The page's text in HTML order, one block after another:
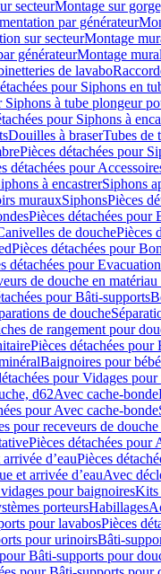
secteurMontage sur
par générateur
sur secteurMontage
générateurMontage
de lavabo
pour Siphons en
Siphons à tube plongeur
pour Siphons à
Douilles à braserTubes de
Pièces détachées pour
détachées pour
à encastrerSiphons
murauxSiphonsPièces
Pièces détachées pour
de douchePièces
Pièces détachées pour
détachées pour
de douche en
pour Bâti-supports
de douche
de rangement pour
Pièces détachées
Baignoires pour
pour Vidages
d62Avec cache-bonde
pour Avec cache-bonde
pour receveurs de douche
Pièces détachées pour
d’eauPièces
et arrivée d’eauAvec
pour baignoiresKits
porteursHabillages
pour lavabosPièces
pour urinoirsBâti-
Bâti-supports pour